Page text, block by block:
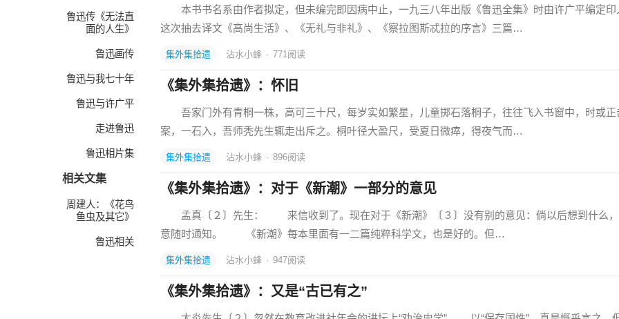
鲁迅传《无法直
面的人生》
鲁迅画传
鲁迅与我七十年
鲁迅与许广平
走进鲁迅
鲁迅相片集
相关文集
周建人：《花鸟
鱼虫及其它》
鲁迅相关
本书书名系由作者拟定，但未编完即因病中止，一九三八年出版《鲁迅全集》时由许广平编定印
这次抽去译文《高尚生活》、《无礼与非礼》、《察拉图斯忒拉的序言》三篇…
集外集拾遗 沾水小蜂 · 771阅读
《集外集拾遗》：怀旧
吾家门外有青桐一株，高可三十尺，每岁实如繁星，儿童掷石落桐子，往往飞入书窗中，时或正
案，一石入，吾师秃先生辄走出斥之。桐叶径大盈尺，受夏日微瘁，得夜气而…
集外集拾遗 沾水小蜂 · 896阅读
《集外集拾遗》：对于《新潮》一部分的意见
孟真〔２〕先生： 来信收到了。现在对于《新潮》〔３〕没有别的意见：倘以后想到什么，
意随时通知。 《新潮》每本里面有一二篇纯粹科学文，也是好的。但…
集外集拾遗 沾水小蜂 · 947阅读
《集外集拾遗》：又是“古已有之”